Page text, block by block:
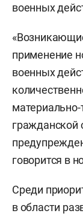
военных
применение
военных
гражданской
говорится в
Среди
в области